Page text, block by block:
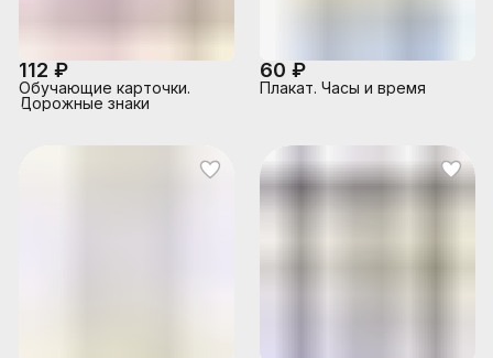
112 ₽
Обучающие карточки.
Дорожные знаки
60 ₽
Плакат. Часы и время